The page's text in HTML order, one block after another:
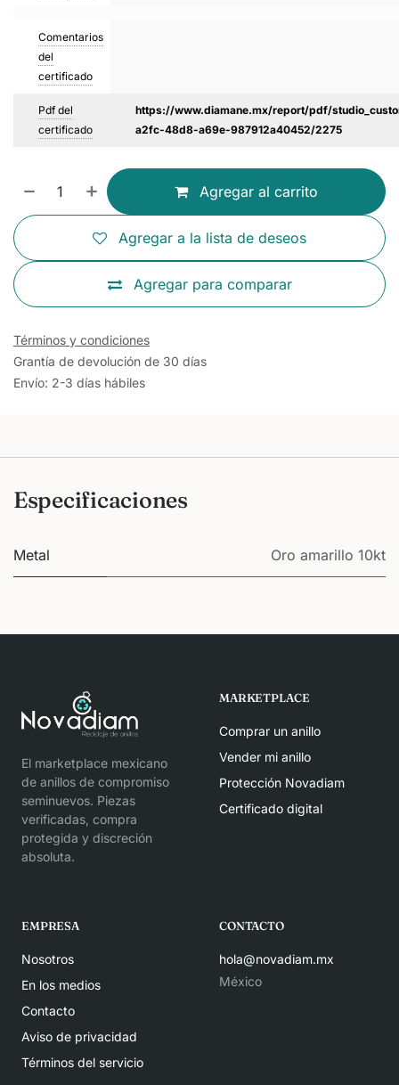
Comentarios
del
certificado
Pdf del
certificado
https://www.diamane.mx/report/pdf/
a2fc-48d8-a69e-987912a40452/2275
Agregar al carrito
Agregar para comparar
Agregar a la lista de deseos
Términos y condiciones
Grantía de devolución de 30 días
Envío: 2-3 días hábiles
Especificaciones
Metal Oro amarillo 10kt
El marketplace mexicano
de anillos de compromiso
seminuevos. Piezas
verificadas, compra
protegida y discreción
absoluta.
MARKETPLACE
Comprar un anillo
Vender mi anillo
Protección Novadiam
Certificado digital
EMPRESA
Nosotros
En los medios
Contacto
Aviso de privacidad
Términos del servicio
CONTACTO
hola@novadiam.mx
México